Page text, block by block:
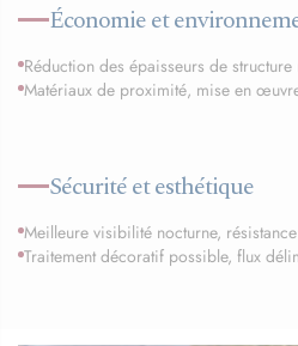
Économie et
Réduction des épaisseurs de
Matériaux de proximité, mise en
Sécurité et esthétique
Meilleure visibilité nocturne,
Traitement décoratif possible, flux